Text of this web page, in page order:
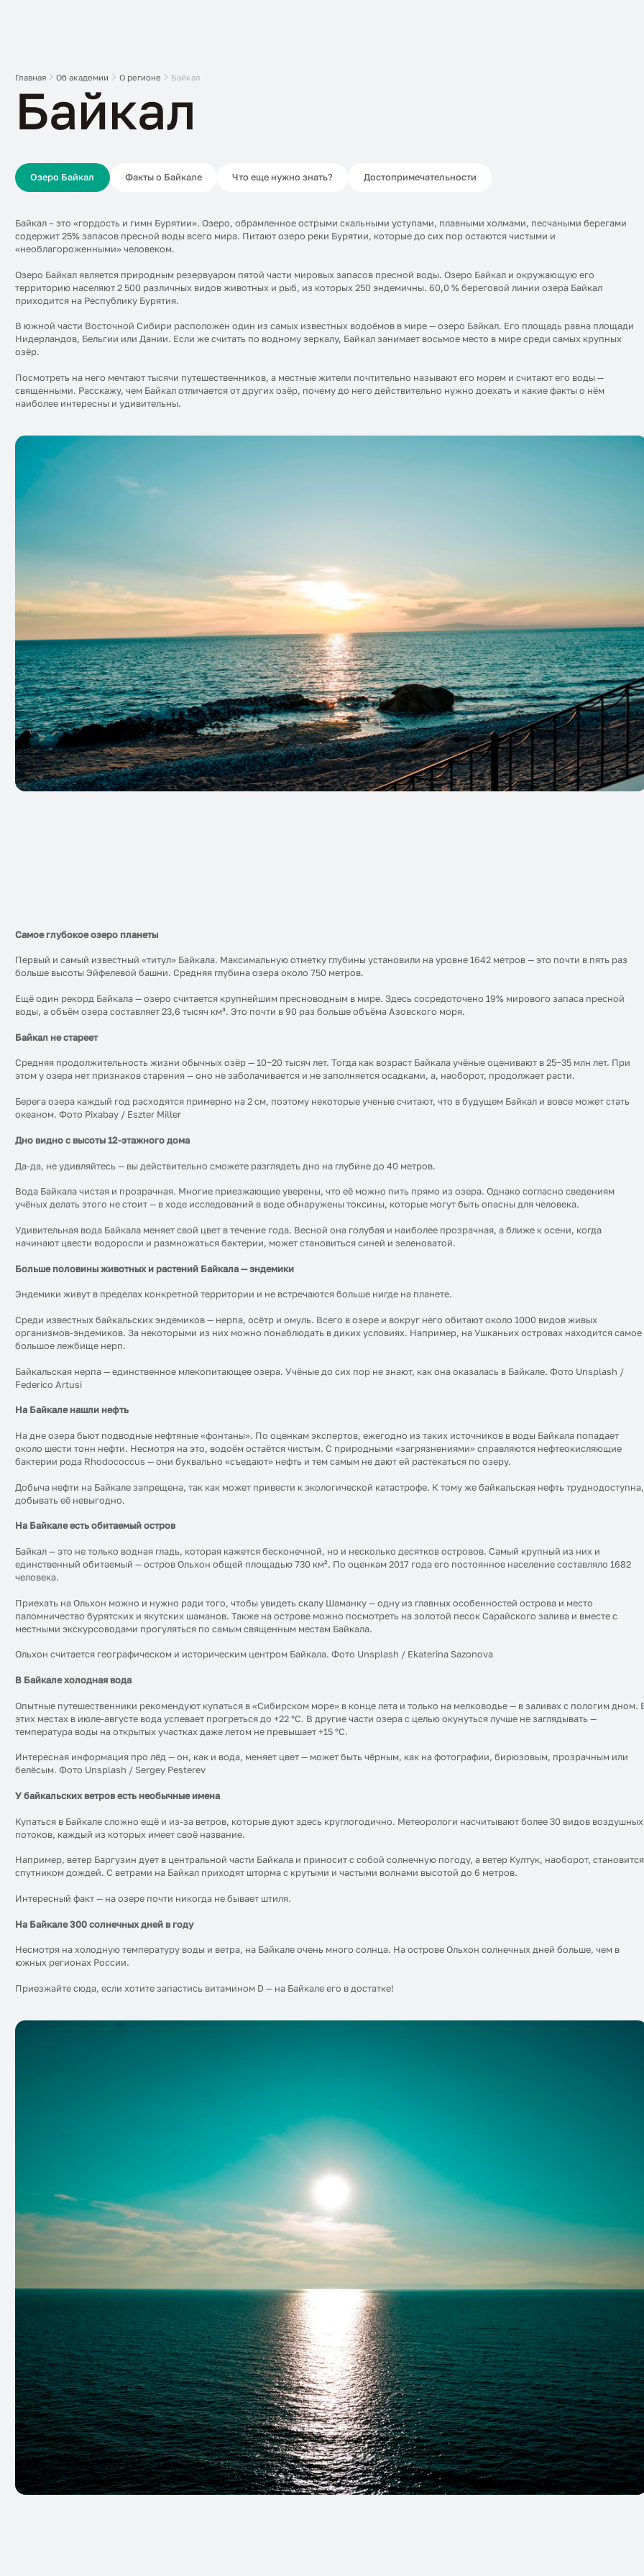
Главная Об академии О регионе Байкал
Байкал
Озеро Байкал Факты о Байкале Что еще нужно знать? Достопримечательности
Байкал – это «гордость и гимн Бурятии». Озеро, обрамленное острыми скальными уступами, плавными холмами, песчаными берегами
содержит 25% запасов пресной воды всего мира. Питают озеро реки Бурятии, которые до сих пор остаются чистыми и
«необлагороженными» человеком.
Озеро Байкал является природным резервуаром пятой части мировых запасов пресной воды. Озеро Байкал и окружающую его
территорию населяют 2 500 различных видов животных и рыб, из которых 250 эндемичны. 60,0 % береговой линии озера Байкал
приходится на Республику Бурятия.
В южной части Восточной Сибири расположен один из самых известных водоёмов в мире — озеро Байкал. Его площадь равна площади
Нидерландов, Бельгии или Дании. Если же считать по водному зеркалу, Байкал занимает восьмое место в мире среди самых крупных
озёр.
Посмотреть на него мечтают тысячи путешественников, а местные жители почтительно называют его морем и считают его воды —
священными. Расскажу, чем Байкал отличается от других озёр, почему до него действительно нужно доехать и какие факты о нём
наиболее интересны и удивительны.
Самое глубокое озеро планеты
Первый и самый известный «титул» Байкала. Максимальную отметку глубины установили на уровне 1642 метров — это почти в пять раз
больше высоты Эйфелевой башни. Средняя глубина озера около 750 метров.
Ещё один рекорд Байкала — озеро считается крупнейшим пресноводным в мире. Здесь сосредоточено 19% мирового запаса пресной
воды, а объём озера составляет 23,6 тысяч км³. Это почти в 90 раз больше объёма Азовского моря.
Байкал не стареет
Средняя продолжительность жизни обычных озёр — 10−20 тысяч лет. Тогда как возраст Байкала учёные оценивают в 25−35 млн лет. При
этом у озера нет признаков старения — оно не заболачивается и не заполняется осадками, а, наоборот, продолжает расти.
Берега озера каждый год расходятся примерно на 2 см, поэтому некоторые ученые считают, что в будущем Байкал и вовсе может стать
океаном. Фото Pixabay / Eszter Miller
Дно видно с высоты 12-этажного дома
Да-да, не удивляйтесь — вы действительно сможете разглядеть дно на глубине до 40 метров.
Вода Байкала чистая и прозрачная. Многие приезжающие уверены, что её можно пить прямо из озера. Однако согласно сведениям
учёных делать этого не стоит — в ходе исследований в воде обнаружены токсины, которые могут быть опасны для человека.
Удивительная вода Байкала меняет свой цвет в течение года. Весной она голубая и наиболее прозрачная, а ближе к осени, когда
начинают цвести водоросли и размножаться бактерии, может становиться синей и зеленоватой.
Больше половины животных и растений Байкала — эндемики
Эндемики живут в пределах конкретной территории и не встречаются больше нигде на планете.
Среди известных байкальских эндемиков — нерпа, осётр и омуль. Всего в озере и вокруг него обитают около 1000 видов живых
организмов-эндемиков. За некоторыми из них можно понаблюдать в диких условиях. Например, на Ушканьих островах находится самое
большое лежбище нерп.
Байкальская нерпа — единственное млекопитающее озера. Учёные до сих пор не знают, как она оказалась в Байкале. Фото Unsplash /
Federico Artusi
На Байкале нашли нефть
На дне озера бьют подводные нефтяные «фонтаны». По оценкам экспертов, ежегодно из таких источников в воды Байкала попадает
около шести тонн нефти. Несмотря на это, водоём остаётся чистым. С природными «загрязнениями» справляются нефтеокисляющие
бактерии рода Rhodococcus — они буквально «съедают» нефть и тем самым не дают ей растекаться по озеру.
Добыча нефти на Байкале запрещена, так как может привести к экологической катастрофе. К тому же байкальская нефть труднодоступна,
добывать её невыгодно.
На Байкале есть обитаемый остров
Байкал — это не только водная гладь, которая кажется бесконечной, но и несколько десятков островов. Самый крупный из них и
единственный обитаемый — остров Ольхон общей площадью 730 км². По оценкам 2017 года его постоянное население составляло 1682
человека.
Приехать на Ольхон можно и нужно ради того, чтобы увидеть скалу Шаманку — одну из главных особенностей острова и место
паломничество бурятских и якутских шаманов. Также на острове можно посмотреть на золотой песок Сарайского залива и вместе с
местными экскурсоводами прогуляться по самым священным местам Байкала.
Ольхон считается географическом и историческим центром Байкала. Фото Unsplash / Ekaterina Sazonova
В Байкале холодная вода
Опытные путешественники рекомендуют купаться в «Сибирском море» в конце лета и только на мелководье — в заливах с пологим дном.
этих местах в июле-августе вода успевает прогреться до +22 °C. В другие части озера с целью окунуться лучше не заглядывать —
температура воды на открытых участках даже летом не превышает +15 °C.
Интересная информация про лёд — он, как и вода, меняет цвет — может быть чёрным, как на фотографии, бирюзовым, прозрачным или
белёсым. Фото Unsplash / Sergey Pesterev
У байкальских ветров есть необычные имена
Купаться в Байкале сложно ещё и из-за ветров, которые дуют здесь круглогодично. Метеорологи насчитывают более 30 видов воздушных
потоков, каждый из которых имеет своё название.
Например, ветер Баргузин дует в центральной части Байкала и приносит с собой солнечную погоду, а ветер Култук, наоборот, становится
спутником дождей. С ветрами на Байкал приходят шторма с крутыми и частыми волнами высотой до 6 метров.
Интересный факт — на озере почти никогда не бывает штиля.
На Байкале 300 солнечных дней в году
Несмотря на холодную температуру воды и ветра, на Байкале очень много солнца. На острове Ольхон солнечных дней больше, чем в
южных регионах России.
Приезжайте сюда, если хотите запастись витамином D — на Байкале его в достатке!